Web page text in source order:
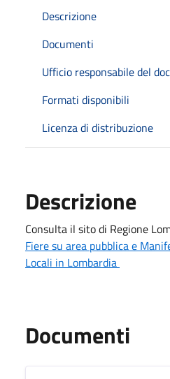
Descrizione
Documenti
Ufficio responsabile del
Formati disponibili
Licenza di distribuzione
Descrizione
Consulta il sito di Regione
Fiere su area pubblica e
Locali in Lombardia
Documenti